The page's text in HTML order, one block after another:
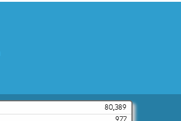
80,389